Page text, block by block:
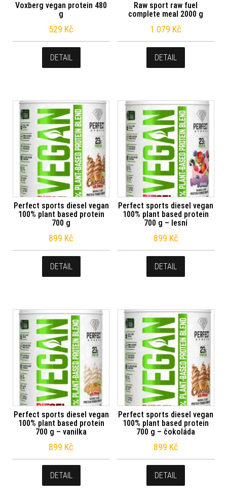
Voxberg vegan protein 480
g
529 Kč
DETAIL
Raw sport raw fuel
complete meal 2000 g
1 079 Kč
DETAIL
Perfect sports diesel vegan
100% plant based protein
700 g
899 Kč
DETAIL
Perfect sports diesel vegan
100% plant based protein
700 g – lesní
899 Kč
DETAIL
Perfect sports diesel vegan
100% plant based protein
700 g – vanilka
899 Kč
DETAIL
Perfect sports diesel vegan
100% plant based protein
700 g – čokoláda
899 Kč
DETAIL